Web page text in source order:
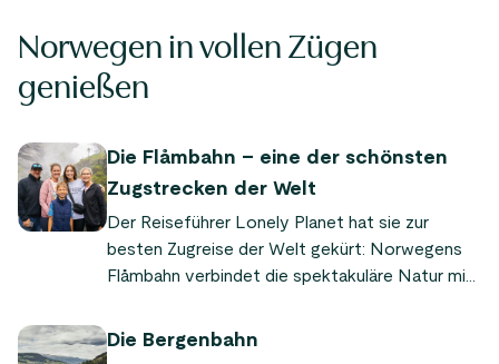
Norwegen in vollen Zügen
genießen
Die Flåmbahn – eine der schönsten
Zugstrecken der Welt
Der Reiseführer Lonely Planet hat sie zur
besten Zugreise der Welt gekürt: Norwegens
Flåmbahn verbindet die spektakuläre Natur mit
Erlebnis. „Es ist so kraftvoll und dramatisch“,
Die Bergenbahn